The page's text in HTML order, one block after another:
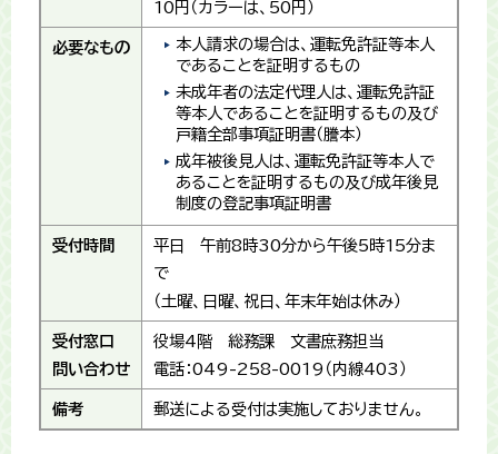
10円（カラーは、50円）
必要なもの
本人請求の場合は、運転免許証等本人
であることを証明するもの
未成年者の法定代理人は、運転免許証
等本人であることを証明するもの及び
戸籍全部事項証明書（謄本）
成年被後見人は、運転免許証等本人で
あることを証明するもの及び成年後見
制度の登記事項証明書
受付時間
平日 午前8時30分から午後5時15分ま
で
（土曜、日曜、祝日、年末年始は休み）
受付窓口
問い合わせ
役場4階 総務課 文書庶務担当
電話：049-258-0019（内線403）
備考 郵送による受付は実施しておりません。